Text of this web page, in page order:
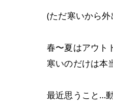
(ただ寒いから
春〜夏はアウト
寒いのだけは本
最近思うこと…